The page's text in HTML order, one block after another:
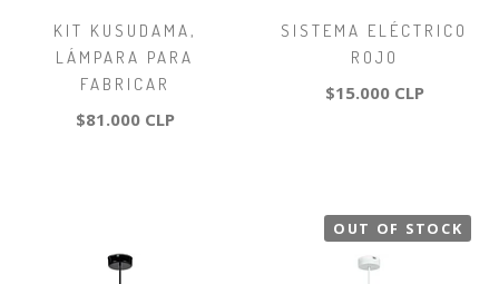
KIT KUSUDAMA,
LÁMPARA PARA
FABRICAR
$81.000 CLP
SISTEMA ELÉCTRICO
ROJO
$15.000 CLP
OUT OF STOCK